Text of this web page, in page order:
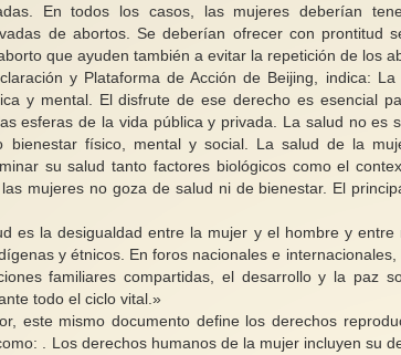
En todos los casos, las mujeres deberían
de abortos. Se deberían ofrecer con prontitud
que ayuden también a evitar la repetición de los
y Plataforma de Acción de Beijing, indica:
y mental. El disfrute de ese derecho es esencial
esferas de la vida pública y privada. La salud no es
bienestar físico, mental y social. La salud de la
su salud tanto factores biológicos como el
mujeres no goza de salud ni de bienestar. El
es la desigualdad entre la mujer y el hombre y
y étnicos. En foros nacionales e
familiares compartidas, el desarrollo y la paz
todo el ciclo vital.»
este mismo documento define los derechos
. Los derechos humanos de la mujer incluyen su